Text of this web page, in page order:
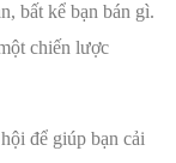
bất kể bạn bán gì.
chiến lược
để giúp bạn cải